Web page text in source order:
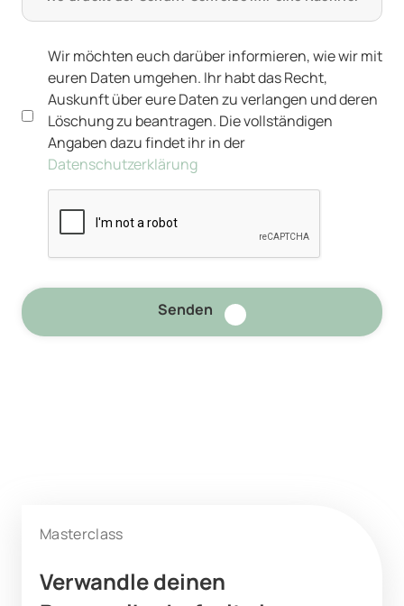
Wir möchten euch darüber informieren, wie wir mit
euren Daten umgehen. Ihr habt das Recht,
Auskunft über eure Daten zu verlangen und deren
Löschung zu beantragen. Die vollständigen
Angaben dazu findet ihr in der
Datenschutzerklärung
Senden
Masterclass
Verwandle deinen